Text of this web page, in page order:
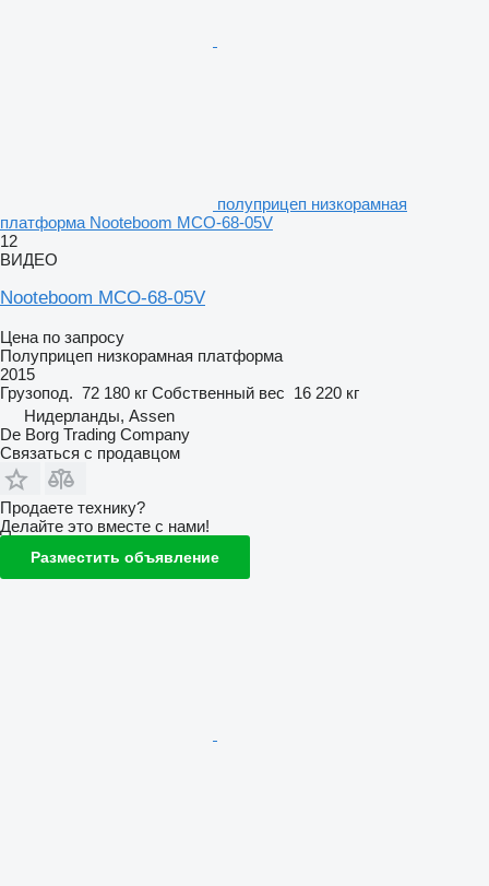
полуприцеп низкорамная
платформа Nooteboom MCO-68-05V
12
ВИДЕО
Nooteboom MCO-68-05V
Цена по запросу
Полуприцеп низкорамная платформа
2015
Грузопод. 72 180 кг Собственный вес 16 220 кг
Нидерланды, Assen
De Borg Trading Company
Связаться с продавцом
Продаете технику?
Делайте это вместе с нами!
Разместить объявление